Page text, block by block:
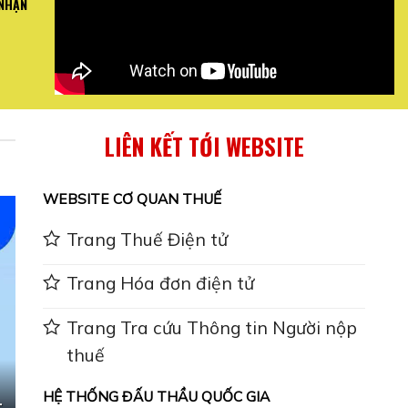
TRỌNG VỀ
...
LIÊN KẾT TỚI WEBSITE
WEBSITE CƠ QUAN THUẾ
Trang Thuế Điện tử
Trang Hóa đơn điện tử
Trang Tra cứu Thông tin Người nộp
thuế
HỆ THỐNG ĐẤU THẦU QUỐC GIA